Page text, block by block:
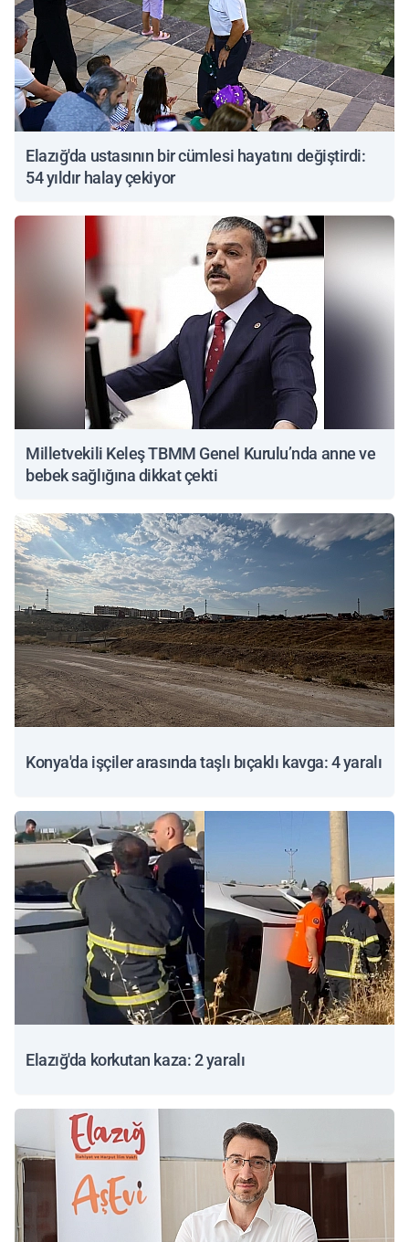
Elazığ'da ustasının bir cümlesi hayatını değiştirdi:
54 yıldır halay çekiyor
Milletvekili Keleş TBMM Genel Kurulu’nda anne ve
bebek sağlığına dikkat çekti
Konya'da işçiler arasında taşlı bıçaklı kavga: 4 yaralı
Elazığ'da korkutan kaza: 2 yaralı